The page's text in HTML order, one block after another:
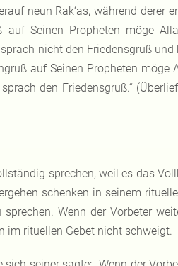
neun Rak‘as, während derer
auf Seinen Propheten möge
nicht den Friedensgruß und
auf Seinen Propheten
den Friedensgruß.“
sprechen, weil es das
schenken in seinem
Wenn der Vorbeter
im rituellen Gebet nicht schweigt.